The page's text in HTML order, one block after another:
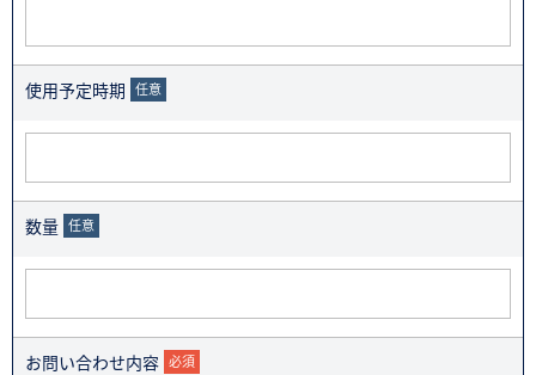
使用予定時期 任意
数量 任意
お問い合わせ内容 必須